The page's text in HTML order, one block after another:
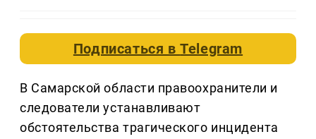
Подписаться вTelegram
В Самарской области правоохранители и
следователи устанавливают
обстоятельства трагического инцидента